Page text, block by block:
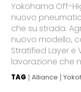
Yokohama Off-
nuovo
che su strada.
nuovo modello,
Stratified Layer e
lavorazione che
TAG Alliance